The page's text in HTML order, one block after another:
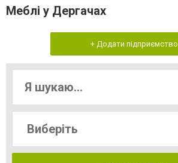
Меблі у Дергачах
+ Додати підприємство